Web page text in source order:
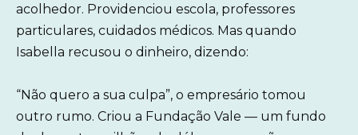
acolhedor. Providenciou escola, professores
particulares, cuidados médicos. Mas quando
Isabella recusou o dinheiro, dizendo:
“Não quero a sua culpa”, o empresário tomou
outro rumo. Criou a Fundação Vale — um fundo